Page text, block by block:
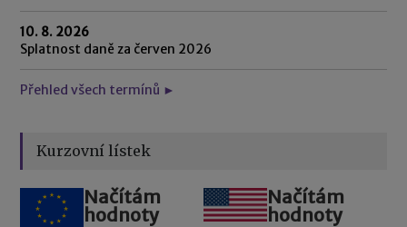
10. 8. 2026
Splatnost daně za červen 2026
Přehled všech termínů ►
Kurzovní lístek
Načítám
hodnoty
Načítám
hodnoty